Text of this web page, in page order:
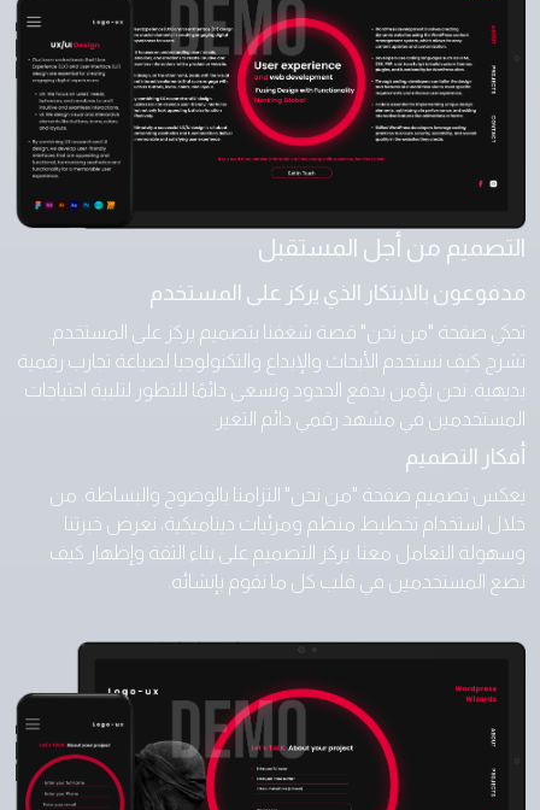
التصميم من أجل المستقبل
مدفوعون بالابتكار الذي يركز على المستخدم
تحكي صفحة "من نحن" قصة شغفنا بتصميم يركز على المستخدم.
تشرح كيف نستخدم الأبحاث والإبداع والتكنولوجيا لصياغة تجارب رقمية
بديهية. نحن نؤمن بدفع الحدود ونسعى دائمًا للتطور لتلبية احتياجات
المستخدمين في مشهد رقمي دائم التغير.
أفكار التصميم
يعكس تصميم صفحة "من نحن" التزامنا بالوضوح والبساطة. من
خلال استخدام تخطيط منظم ومرئيات ديناميكية، نعرض خبرتنا
وسهولة التعامل معنا. يركز التصميم على بناء الثقة وإظهار كيف
نضع المستخدمين في قلب كل ما نقوم بإنشائه.